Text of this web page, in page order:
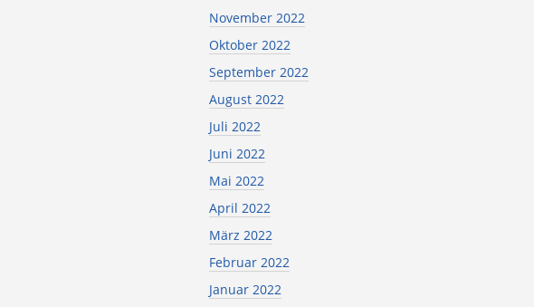
November 2022
Oktober 2022
September 2022
August 2022
Juli 2022
Juni 2022
Mai 2022
April 2022
März 2022
Februar 2022
Januar 2022